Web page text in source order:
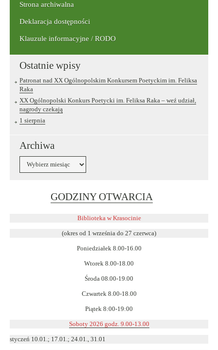
Strona archiwalna
Deklaracja dostępności
Klauzule informacyjne / RODO
Ostatnie wpisy
Patronat nad XX Ogólnopolskim Konkursem Poetyckim im. Feliksa
Raka
XX Ogólnopolski Konkurs Poetycki im. Feliksa Raka – weź udział,
nagrody czekają
1 sierpnia
Archiwa
GODZINY OTWARCIA
w
Biblioteka w Krasocinie
(okres od 1 września do 27 czerwca)
Poniedziałek 8.00-16.00
Wtorek 8.00-18.00
Środa 08.00-19.00
Czwartek 8.00-18.00
Piątek 8:00-19:00
Soboty 2026 godz. 9.00-13.00
styczeń 10.01.; 17.01.; 24.01., 31.01